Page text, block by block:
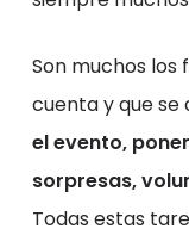
Son muchos
cuenta y que se
el evento,
sorpresas,
Todas estas